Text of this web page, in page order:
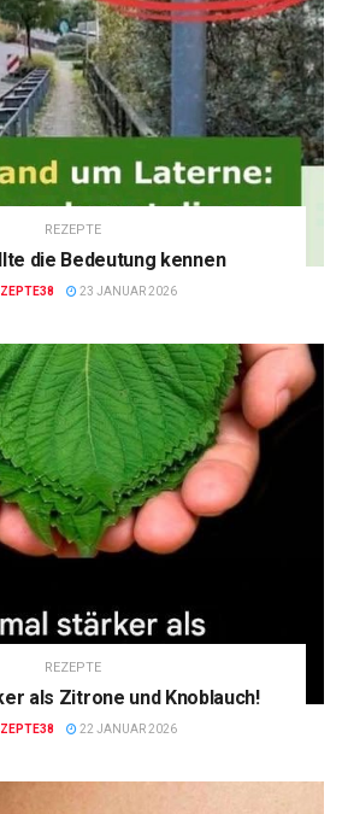
REZEPTE
die Bedeutung kennen
23 JANUAR 2026
REZEPTE
als Zitrone und Knoblauch!
22 JANUAR 2026